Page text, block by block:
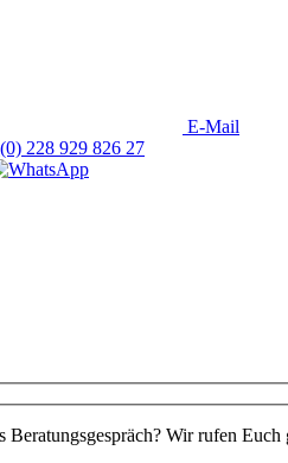
E-Mail
228 929 826 27
Beratungsgespräch? Wir rufen Euch